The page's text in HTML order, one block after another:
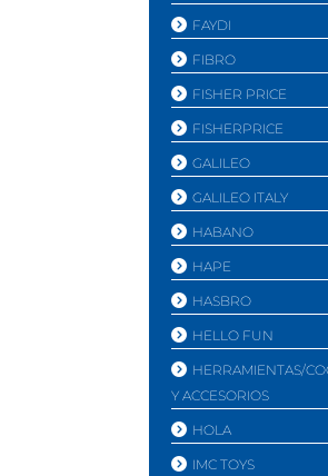
FAYDI
FIBRO
FISHER PRICE
FISHERPRICE
GALILEO
GALILEO ITALY
HABANO
HAPE
HASBRO
HELLO FUN
HERRAMIENTAS/
Y ACCESORIOS
HOLA
IMC TOYS